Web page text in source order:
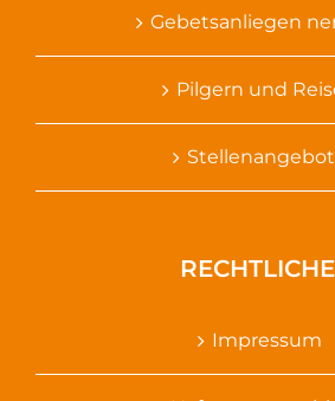
Gebetsanliegen
Pilgern und
Impressum